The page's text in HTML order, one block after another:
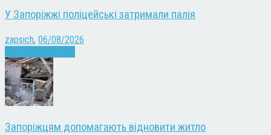
У Запоріжжі поліцейські затримали палія
zapsich, 06/08/2026
Запоріжцям допомагають відновити житло